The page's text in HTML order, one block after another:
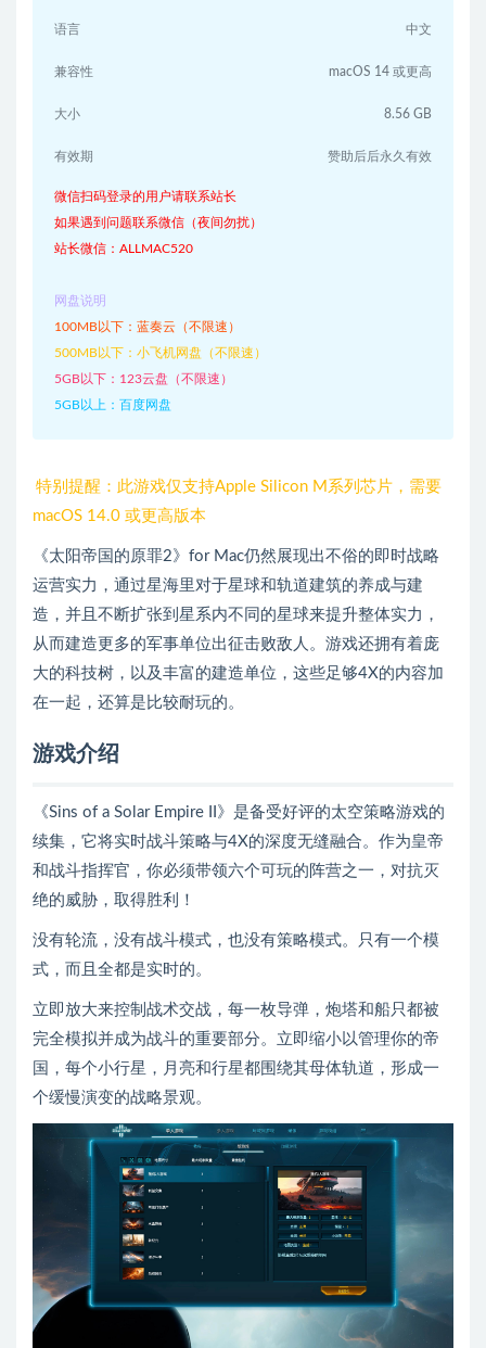
语言 中文
兼容性 macOS 14 或更高
大小 8.56 GB
有效期 赞助后后永久有效
微信扫码登录的用户请联系站长
如果遇到问题联系微信（夜间勿扰）
站长微信：ALLMAC520
网盘说明
100MB以下：蓝奏云（不限速）
500MB以下：小飞机网盘（不限速）
5GB以下：123云盘（不限速）
5GB以上：百度网盘
特别提醒：此游戏仅支持Apple Silicon M系列芯片，需要
macOS 14.0 或更高版本
《太阳帝国的原罪2》for Mac仍然展现出不俗的即时战略
运营实力，通过星海里对于星球和轨道建筑的养成与建
造，并且不断扩张到星系内不同的星球来提升整体实力，
从而建造更多的军事单位出征击败敌人。游戏还拥有着庞
大的科技树，以及丰富的建造单位，这些足够4X的内容加
在一起，还算是比较耐玩的。
游戏介绍
《Sins of a Solar Empire II》是备受好评的太空策略游戏的
续集，它将实时战斗策略与4X的深度无缝融合。作为皇帝
和战斗指挥官，你必须带领六个可玩的阵营之一，对抗灭
绝的威胁，取得胜利！
没有轮流，没有战斗模式，也没有策略模式。只有一个模
式，而且全都是实时的。
立即放大来控制战术交战，每一枚导弹，炮塔和船只都被
完全模拟并成为战斗的重要部分。立即缩小以管理你的帝
国，每个小行星，月亮和行星都围绕其母体轨道，形成一
个缓慢演变的战略景观。